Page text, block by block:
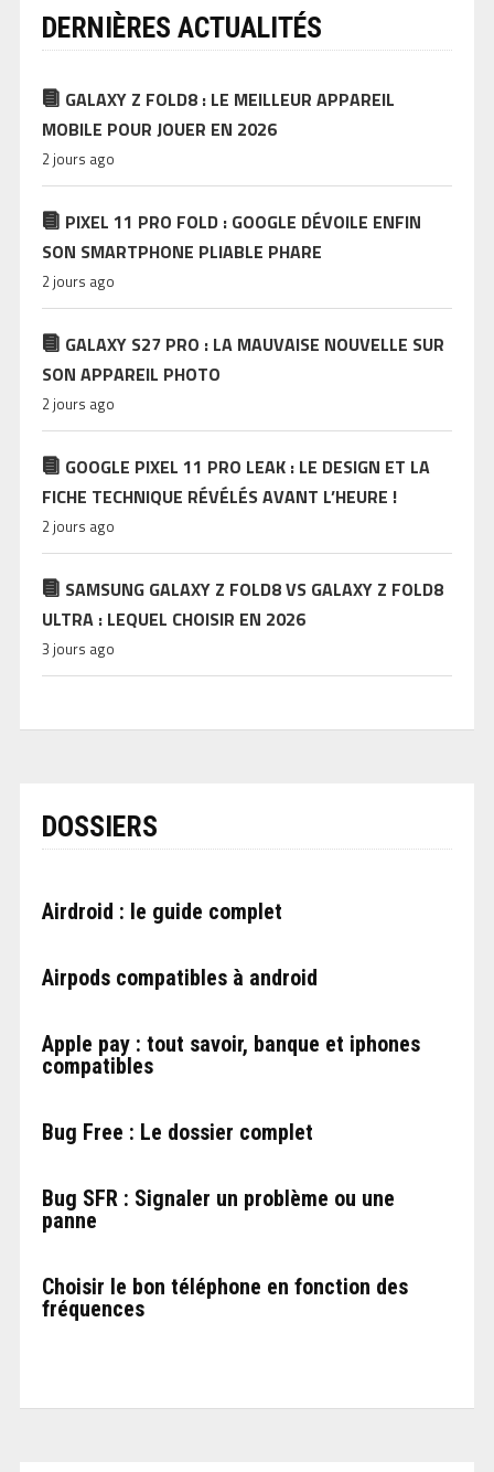
DERNIÈRES ACTUALITÉS
GALAXY Z FOLD8 : LE MEILLEUR APPAREIL
MOBILE POUR JOUER EN 2026
2 jours ago
PIXEL 11 PRO FOLD : GOOGLE DÉVOILE ENFIN
SON SMARTPHONE PLIABLE PHARE
2 jours ago
GALAXY S27 PRO : LA MAUVAISE NOUVELLE SUR
SON APPAREIL PHOTO
2 jours ago
GOOGLE PIXEL 11 PRO LEAK : LE DESIGN ET LA
FICHE TECHNIQUE RÉVÉLÉS AVANT L’HEURE !
2 jours ago
SAMSUNG GALAXY Z FOLD8 VS GALAXY Z FOLD8
ULTRA : LEQUEL CHOISIR EN 2026
3 jours ago
DOSSIERS
Airdroid : le guide complet
Airpods compatibles à android
Apple pay : tout savoir, banque et iphones
compatibles
Bug Free : Le dossier complet
Bug SFR : Signaler un problème ou une
panne
Choisir le bon téléphone en fonction des
fréquences